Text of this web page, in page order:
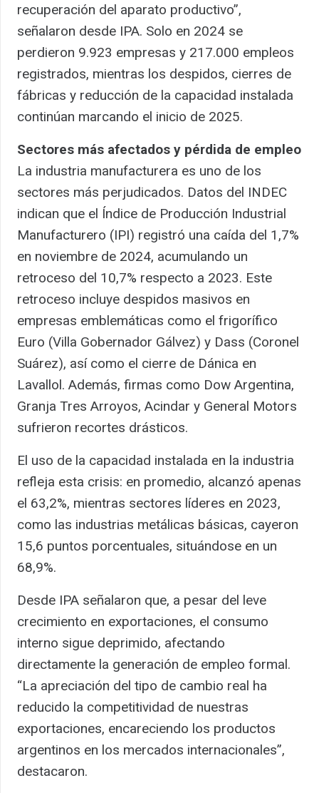
recuperación del aparato productivo”,
señalaron desde IPA. Solo en 2024 se
perdieron 9.923 empresas y 217.000 empleos
registrados, mientras los despidos, cierres de
fábricas y reducción de la capacidad instalada
continúan marcando el inicio de 2025.
Sectores más afectados y pérdida de empleo
La industria manufacturera es uno de los
sectores más perjudicados. Datos del INDEC
indican que el Índice de Producción Industrial
Manufacturero (IPI) registró una caída del 1,7%
en noviembre de 2024, acumulando un
retroceso del 10,7% respecto a 2023. Este
retroceso incluye despidos masivos en
empresas emblemáticas como el frigorífico
Euro (Villa Gobernador Gálvez) y Dass (Coronel
Suárez), así como el cierre de Dánica en
Lavallol. Además, firmas como Dow Argentina,
Granja Tres Arroyos, Acindar y General Motors
sufrieron recortes drásticos.
El uso de la capacidad instalada en la industria
refleja esta crisis: en promedio, alcanzó apenas
el 63,2%, mientras sectores líderes en 2023,
como las industrias metálicas básicas, cayeron
15,6 puntos porcentuales, situándose en un
68,9%.
Desde IPA señalaron que, a pesar del leve
crecimiento en exportaciones, el consumo
interno sigue deprimido, afectando
directamente la generación de empleo formal.
“La apreciación del tipo de cambio real ha
reducido la competitividad de nuestras
exportaciones, encareciendo los productos
argentinos en los mercados internacionales”,
destacaron.